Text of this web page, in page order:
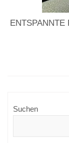
ENTSPANNTE
Suchen